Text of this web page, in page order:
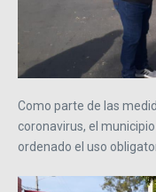
Como parte de las
coronavirus, el
ordenado el uso